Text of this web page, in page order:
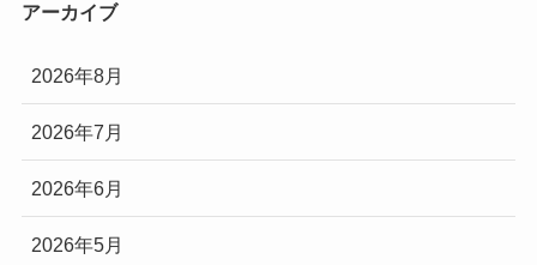
アーカイブ
2026年8月
2026年7月
2026年6月
2026年5月